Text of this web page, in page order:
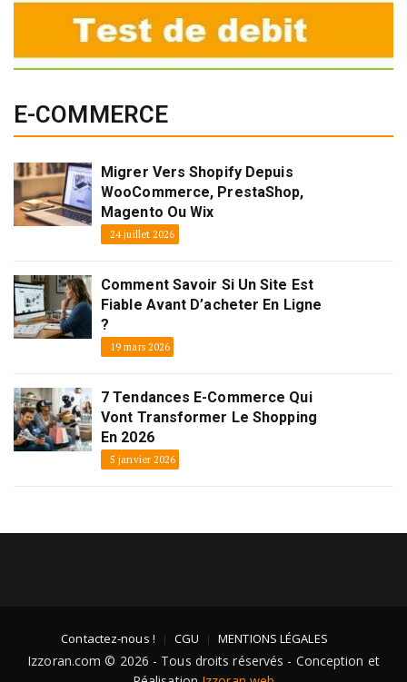
E-COMMERCE
Migrer Vers Shopify Depuis
WooCommerce, PrestaShop,
Magento Ou Wix
24 juillet 2026
Comment Savoir Si Un Site Est
Fiable Avant D’acheter En Ligne
?
19 mars 2026
7 Tendances E-Commerce Qui
Vont Transformer Le Shopping
En 2026
5 janvier 2026
Contactez-nous ! CGU MENTIONS LÉGALES
Izzoran.com © 2026 - Tous droits réservés - Conception et